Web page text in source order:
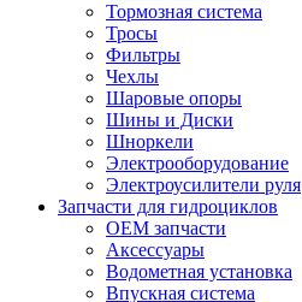
Тормозная система
Тросы
Фильтры
Чехлы
Шаровые опоры
Шины и Диски
Шноркели
Электрооборудование
Электроусилители руля
Запчасти для гидроциклов
OEM запчасти
Аксессуары
Водометная установка
Впускная система